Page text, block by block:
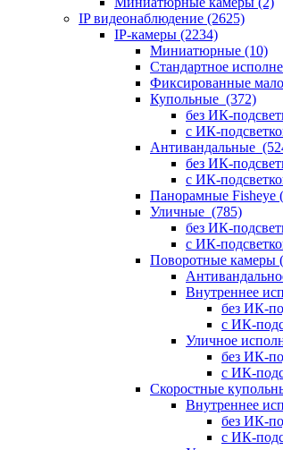
IP видеонаблюдение (2625)
IP-камеры (2234)
Миниатюрные (10)
Стандартное
Фиксированные
Купольные (372)
без ИК-
с ИК-
Антивандальные
без ИК-
с ИК-
Панорамные Fisheye
Уличные (785)
без ИК-
с ИК-
Поворотные камеры
Внутреннее
без ИК-
с ИК-
Уличное
без ИК-
с ИК-
Скоростные
Внутреннее
без ИК-
с ИК-